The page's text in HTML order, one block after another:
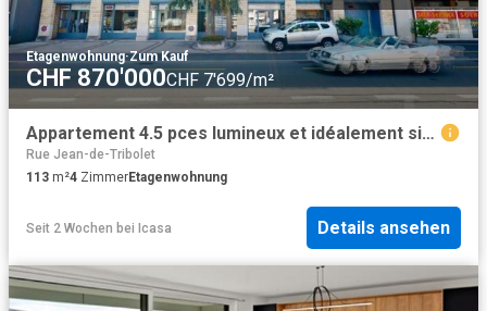
Etagenwohnung·Zum Kauf
CHF 870'000CHF 7'699/m²
Appartement 4.5 pces lumineux et idéalement situé pour les familles
Rue Jean-de-Tribolet
113 m²4 ZimmerEtagenwohnung
Seit 2 Wochen bei Icasa Details ansehen